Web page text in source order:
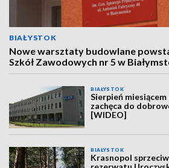
BIAŁYSTOK
Nowe warsztaty budowlane
Szkół Zawodowych nr 5 w
BIAŁYSTOK
Sierpień
zachęca do
[WIDEO]
BIAŁYSTOK
Krasnopol